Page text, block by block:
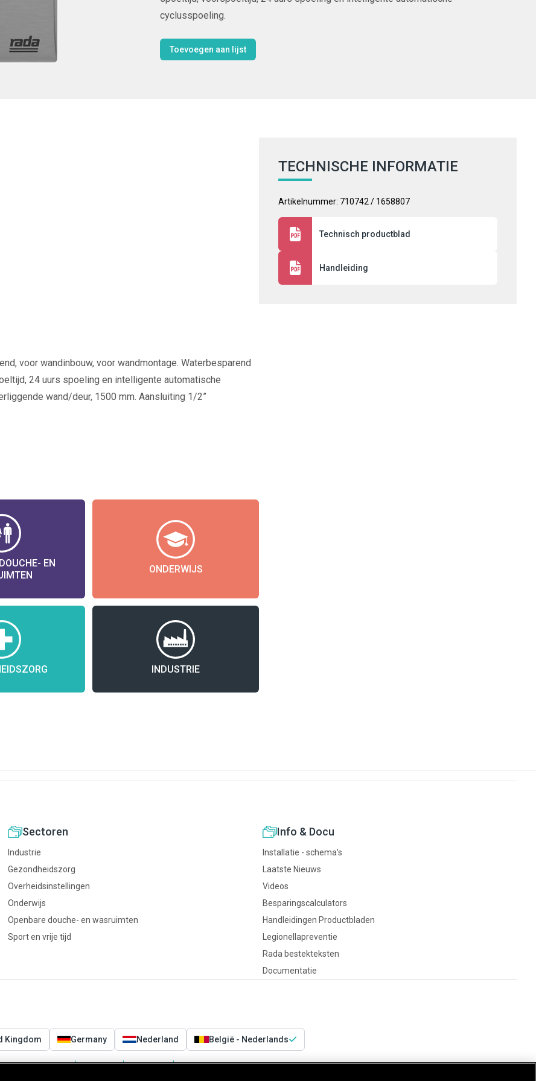
cyclusspoeling.
Toevoegen aan lijst
voor wandinbouw, voor wandmontage. Waterbesparend
24 uurs spoeling en intelligente automatische
wand/deur, 1500 mm. Aansluiting 1/2”
EN
ONDERWIJS
INDUSTRIE
TECHNISCHE INFORMATIE
Artikelnummer: 710742 / 1658807
Technisch productblad
Handleiding
Sectoren
Industrie
Gezondheidszorg
Overheidsinstellingen
Onderwijs
Openbare douche- en wasruimten
Sport en vrije tijd
Info & Docu
Installatie - schema's
Laatste Nieuws
Videos
Besparingscalculators
Handleidingen Productbladen
Legionellapreventie
Rada bestekteksten
Documentatie
Kingdom Germany Nederland België - Nederlands